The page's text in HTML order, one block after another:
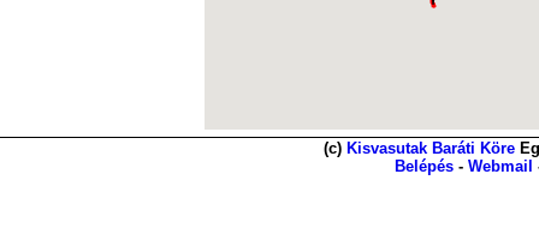
(c) Kisvasutak Baráti Köre
Belépés - Webmail